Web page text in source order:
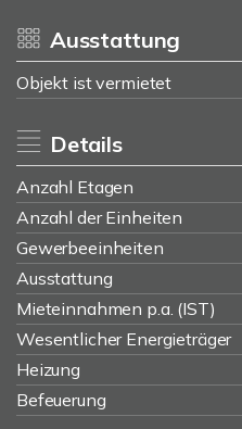
Ausstattung
Objekt ist vermietet
Details
Anzahl Etagen
Anzahl der Einheiten
Gewerbeeinheiten
Ausstattung
Mieteinnahmen p.a. (IST)
Wesentlicher Energieträger
Heizung
Befeuerung